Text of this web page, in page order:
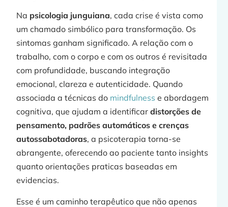
Na psicologia junguiana, cada crise é vista como
um chamado simbólico para transformação. Os
sintomas ganham significado. A relação com o
trabalho, com o corpo e com os outros é revisitada
com profundidade, buscando integração
emocional, clareza e autenticidade. Quando
associada a técnicas do mindfulness e abordagem
cognitiva, que ajudam a identificardistorções de
pensamento, padrões automáticos e crenças
autossabotadoras, a psicoterapia torna-se
abrangente, oferecendo ao paciente tanto insights
quanto orientações praticas baseadas em
evidencias.
Esse é um caminho terapêutico que não apenas